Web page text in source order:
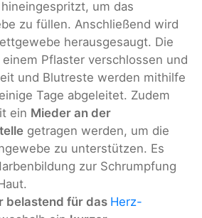
um das
zu füllen. Anschließend wird
herausgesaugt. Die
Pflaster verschlossen und
und Blutreste werden mithilfe
Tage abgeleitet. Zudem
ein Mieder an der
getragen werden, um die
zu unterstützen. Es
zur Schrumpfung
belastend für das Herz-